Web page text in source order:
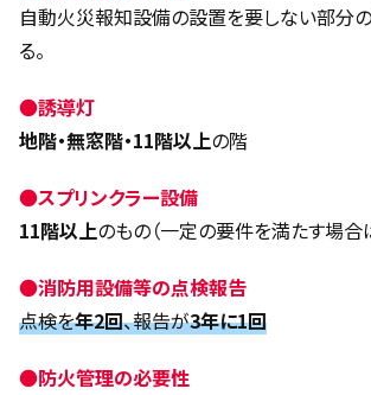
自動火災報知設備の設置を要しない部分
る。
●誘導灯
地階・無窓階・11階以上の階
●スプリンクラー設備
11階以上のもの（一定の要件を満たす場合
●消防用設備等の点検報告
点検を年2回、報告が3年に1回
●防火管理の必要性